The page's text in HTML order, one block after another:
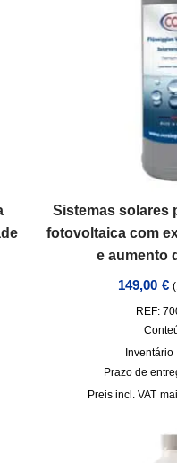
Sistemas solares
fotovoltaica com
e aumento
149,00 € (
REF:
Inventário
Prazo de
incl. VAT